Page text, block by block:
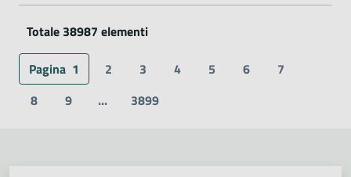
Totale 38987 elementi
Pagina 1 2 3 4 5 6
7
8
9 ... 3899